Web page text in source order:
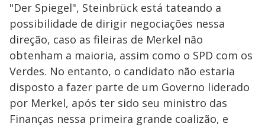
"Der Spiegel", Steinbrück está tateando a
possibilidade de dirigir negociações nessa
direção, caso as fileiras de Merkel não
obtenham a maioria, assim como o SPD com os
Verdes. No entanto, o candidato não estaria
disposto a fazer parte de um Governo liderado
por Merkel, após ter sido seu ministro das
Finanças nessa primeira grande coalizão, e